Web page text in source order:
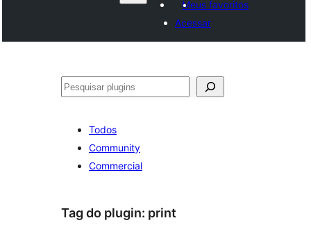
Meus favoritos
Acessar
Pesquisar
Todos
Community
Commercial
Tag do plugin: print